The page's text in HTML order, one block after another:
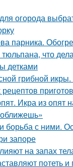
огорода
парника.
что
детками
грибной
Икра из опят
борьба с ними.
запоре
на запах
потеть и